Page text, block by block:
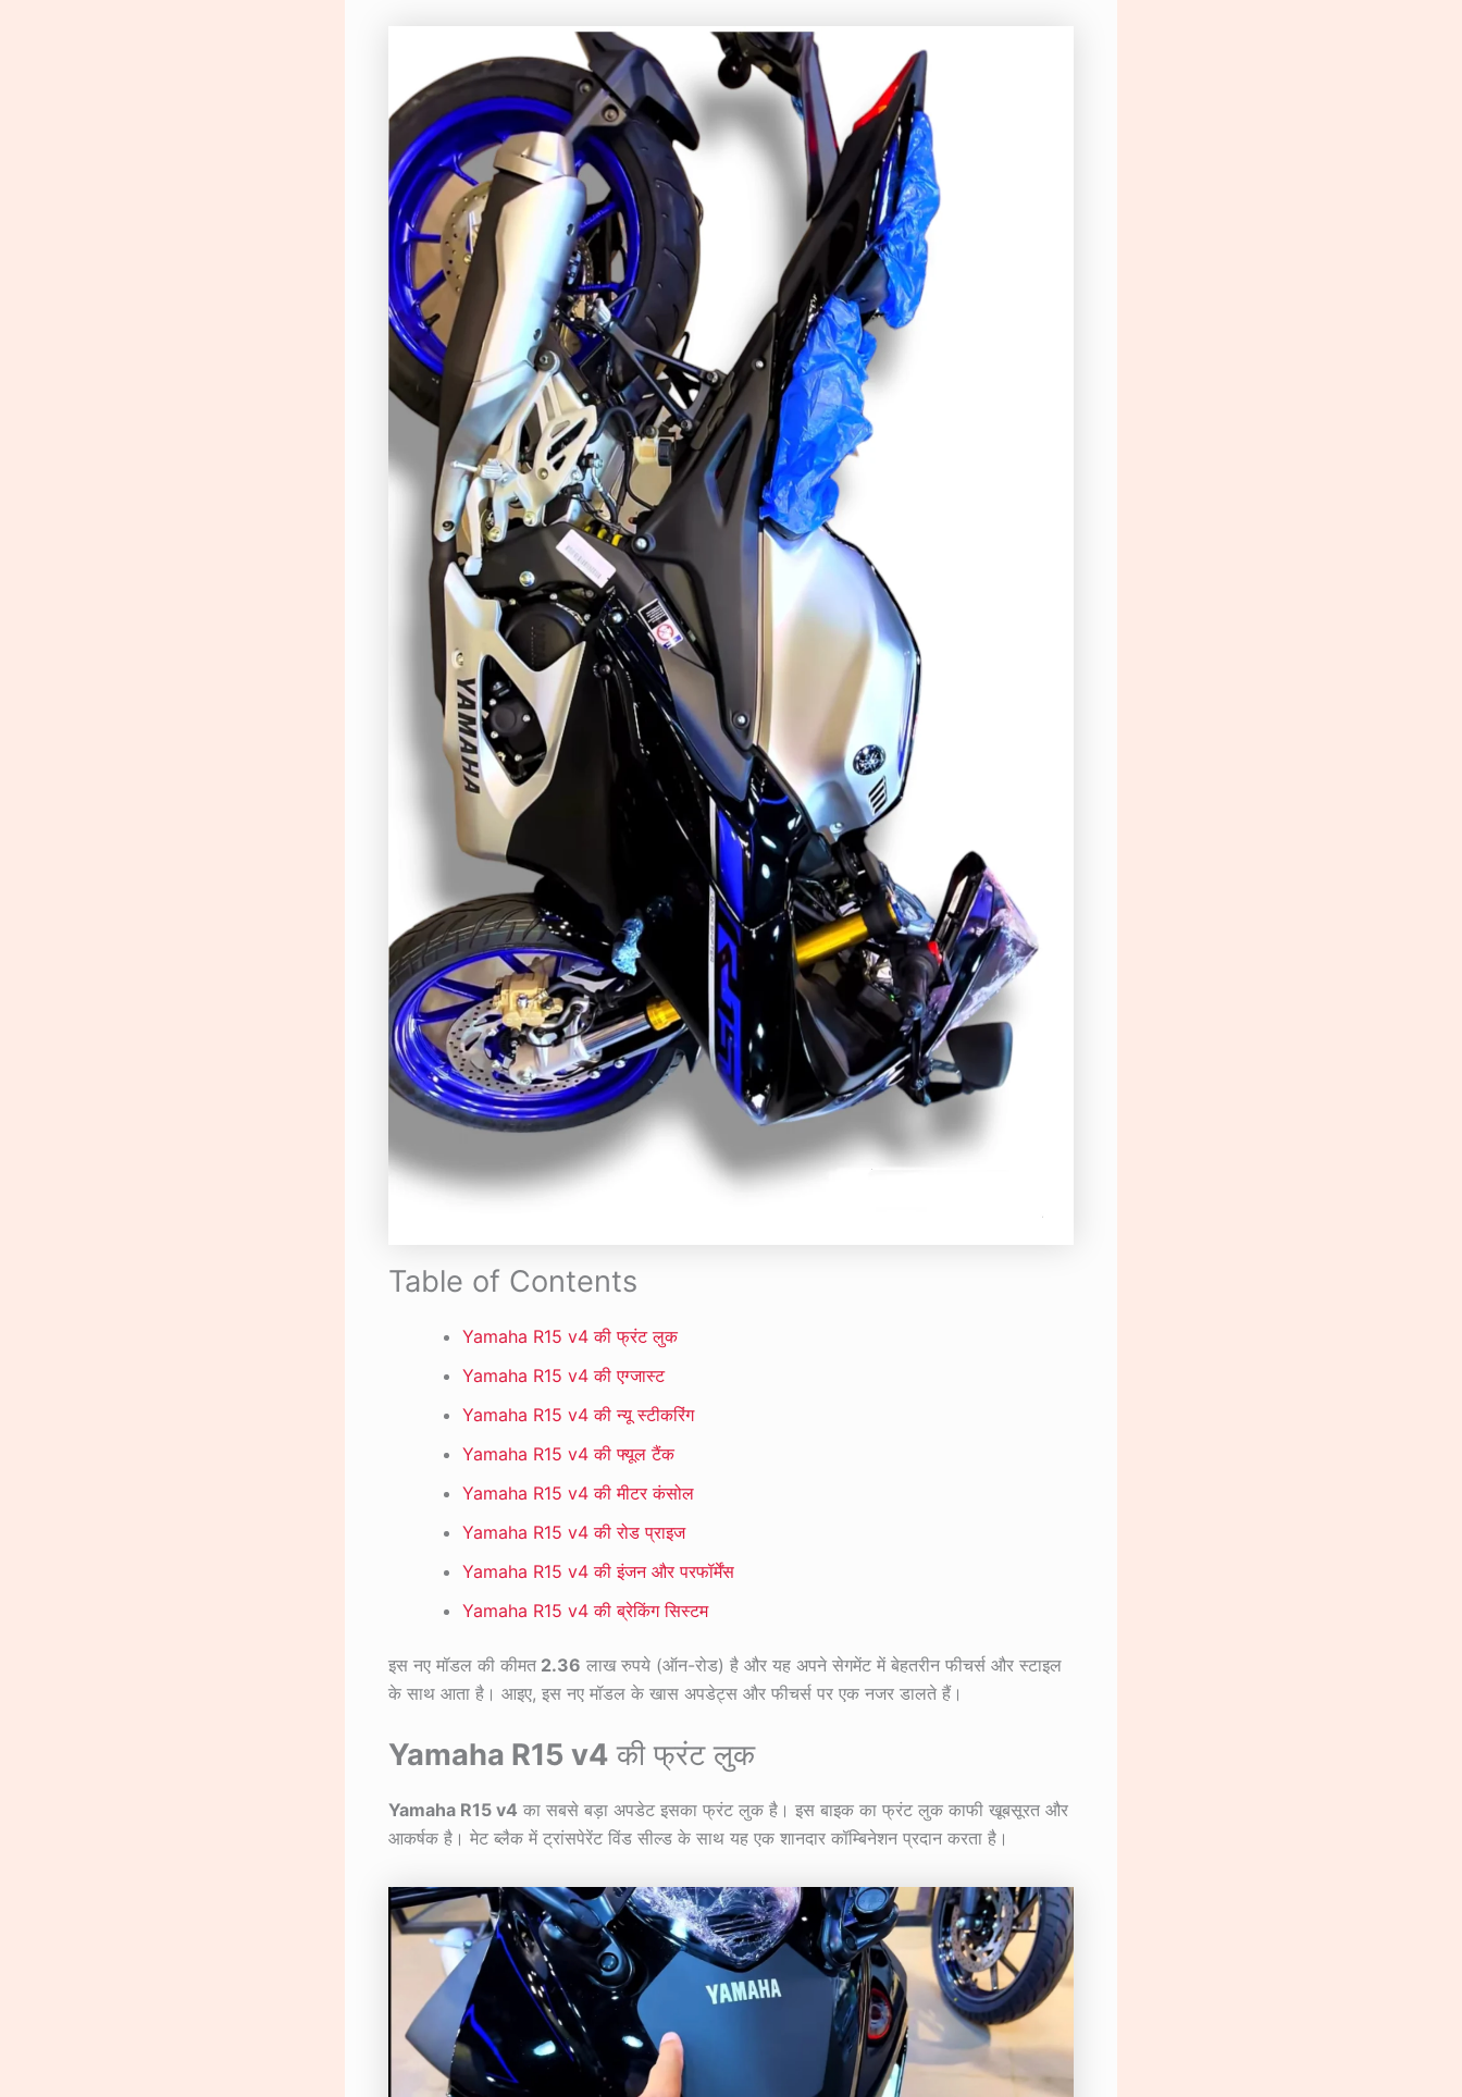
Table of Contents
Yamaha R15 v4 की फ्रंट लुक
Yamaha R15 v4 की एग्जास्ट
Yamaha R15 v4 की न्यू स्टीकरिंग
Yamaha R15 v4 की फ्यूल टैंक
Yamaha R15 v4 की मीटर कंसोल
Yamaha R15 v4 की रोड प्राइज
Yamaha R15 v4 की इंजन और परफॉर्मेंस
Yamaha R15 v4 की ब्रेकिंग सिस्टम
इस नए मॉडल की कीमत 2.36 लाख रुपये (ऑन-रोड) है और यह अपने सेगमेंट में बेहतरीन फीचर्स और स्टाइल
के साथ आता है। आइए, इस नए मॉडल के खास अपडेट्स और फीचर्स पर एक नजर डालते हैं।
Yamaha R15 v4 की फ्रंट लुक
Yamaha R15 v4 का सबसे बड़ा अपडेट इसका फ्रंट लुक है। इस बाइक का फ्रंट लुक काफी खूबसूरत और
आकर्षक है। मेट ब्लैक में ट्रांसपेरेंट विंड सील्ड के साथ यह एक शानदार कॉम्बिनेशन प्रदान करता है।